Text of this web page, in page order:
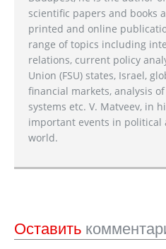
scientific papers and books
printed and online
range of topics including
relations, current policy
Union (FSU) states, Israel,
financial markets, analysis
systems etc. V. Matveev, in
important events in political
world.
Оставить